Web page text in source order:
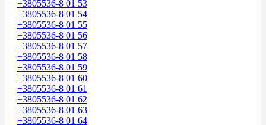
+3805536-8 01 53
+3805536-8 01 54
+3805536-8 01 55
+3805536-8 01 56
+3805536-8 01 57
+3805536-8 01 58
+3805536-8 01 59
+3805536-8 01 60
+3805536-8 01 61
+3805536-8 01 62
+3805536-8 01 63
+3805536-8 01 64